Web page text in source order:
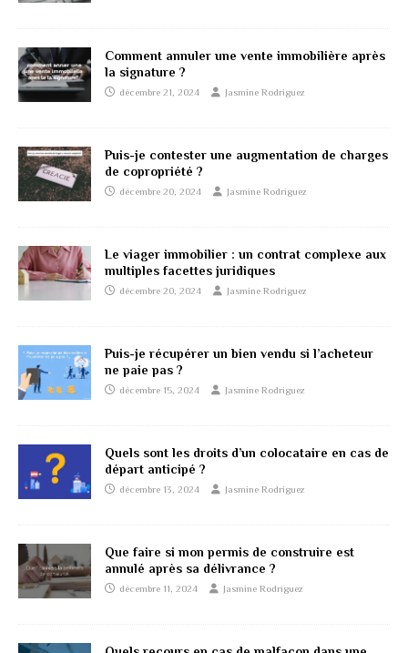
Comment annuler une vente immobilière après
la signature ?
décembre 21, 2024 Jasmine Rodriguez
Puis-je contester une augmentation de charges
de copropriété ?
décembre 20, 2024 Jasmine Rodriguez
Le viager immobilier : un contrat complexe aux
multiples facettes juridiques
décembre 20, 2024 Jasmine Rodriguez
Puis-je récupérer un bien vendu si l’acheteur
ne paie pas ?
décembre 15, 2024 Jasmine Rodriguez
Quels sont les droits d’un colocataire en cas de
départ anticipé ?
décembre 13, 2024 Jasmine Rodriguez
Que faire si mon permis de construire est
annulé après sa délivrance ?
décembre 11, 2024 Jasmine Rodriguez